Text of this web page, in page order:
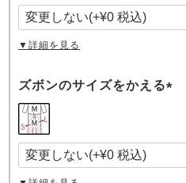
須
)
▼詳細を見る
ズボンのサイズをかえる
須
)